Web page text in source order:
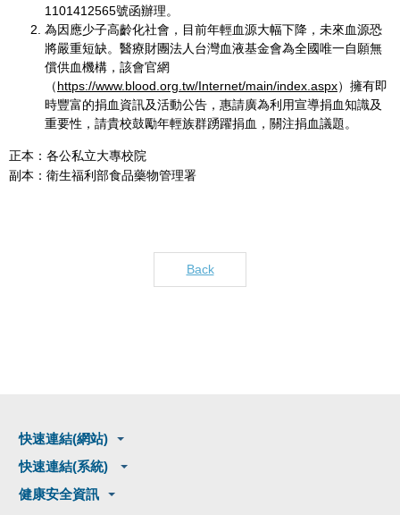
1101412565號函辦理。
為因應少子高齡化社會，目前年輕血源大幅下降，未來血源恐
將嚴重短缺。醫療財團法人台灣血液基金會為全國唯一自願無
償供血機構，該會官網
（https://www.blood.org.tw/Internet/main/index.aspx）擁有即
時豐富的捐血資訊及活動公告，惠請廣為利用宣導捐血知識及
重要性，請貴校鼓勵年輕族群踴躍捐血，關注捐血議題。
正本：各公私立大專校院
副本：衛生福利部食品藥物管理署
Back
快速連結(網站)
快速連結(系統)
健康安全資訊